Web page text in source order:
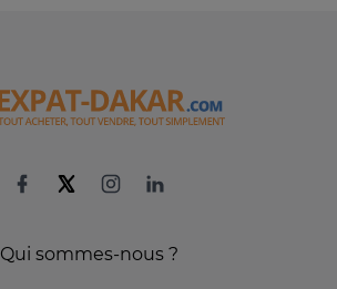
Qui sommes-nous ?